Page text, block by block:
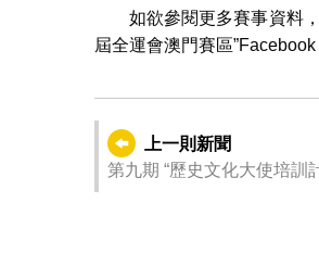
如欲參閱更多賽事資料
屆全運會澳門賽區
上一則新聞
第九期 “歷史文化大使培訓